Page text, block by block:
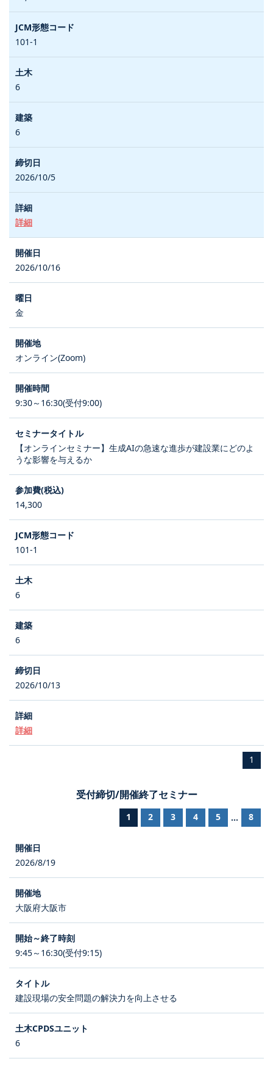
101-1
6
6
2026/10/5
詳細
2026/10/16
金
オンライン(Zoom)
9:30～16:30(受付9:00)
【オンラインセミナー】生成AIの急速な進歩が建設業にどのよ
うな影響を与えるか
14,300
101-1
6
6
2026/10/13
詳細
1
受付締切/開催終了セミナー
1 2 3 4 5 ... 8
2026/8/19
大阪府大阪市
9:45～16:30(受付9:15)
建設現場の安全問題の解決力を向上させる
6